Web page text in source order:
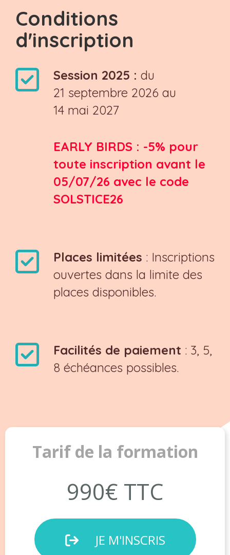
Conditions
d'inscription
Session 2025 : du
21 septembre 2026 au
14 mai 2027
EARLY BIRDS : -5% pour
toute inscription avant le
05/07/26 avec le code
SOLSTICE26
Places limitées : Inscriptions
ouvertes dans la limite des
places disponibles.
Facilités de paiement : 3, 5,
8 échéances possibles.
Tarif de la formation
990€ TTC
JE M'INSCRIS